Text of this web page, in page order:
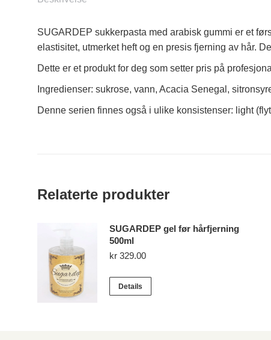
SUGARDEP sukkerpasta med arabisk gummi er et
elastisitet, utmerket heft og en presis fjerning av hår.
Dette er et produkt for deg som setter pris på
Ingredienser: sukrose, vann, Acacia Senegal,
Denne serien finnes også i ulike konsistenser: light
Relaterte produkter
SUGARDEP gel før hårfjerning
500ml
kr 329.00
Details